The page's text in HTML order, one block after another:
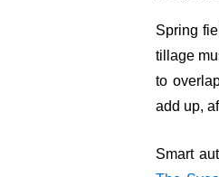
Spring
tillage
to
add up,
Smart